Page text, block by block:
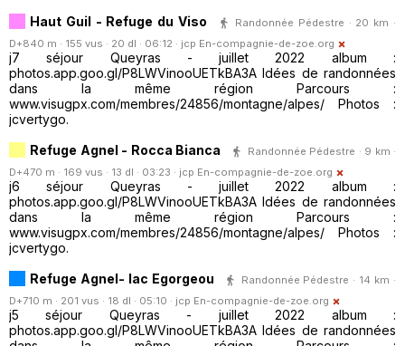
Haut Guil - Refuge du Viso
Randonnée Pédestre · 20 km ·
D+840 m · 155 vus · 20 dl · 06:12 · jcp En-compagnie-de-zoe.org
j7 séjour Queyras - juillet 2022 album :
photos.app.goo.gl/P8LWVinooUETkBA3A Idées de randonnées
dans la même région Parcours :
www.visugpx.com/membres/24856/montagne/alpes/ Photos :
jcvertygo.
Refuge Agnel - Rocca Bianca
Randonnée Pédestre · 9 km ·
D+470 m · 169 vus · 13 dl · 03:23 · jcp En-compagnie-de-zoe.org
j6 séjour Queyras - juillet 2022 album :
photos.app.goo.gl/P8LWVinooUETkBA3A Idées de randonnées
dans la même région Parcours :
www.visugpx.com/membres/24856/montagne/alpes/ Photos :
jcvertygo.
Refuge Agnel- lac Egorgeou
Randonnée Pédestre · 14 km ·
D+710 m · 201 vus · 18 dl · 05:10 · jcp En-compagnie-de-zoe.org
j5 séjour Queyras - juillet 2022 album :
photos.app.goo.gl/P8LWVinooUETkBA3A Idées de randonnées